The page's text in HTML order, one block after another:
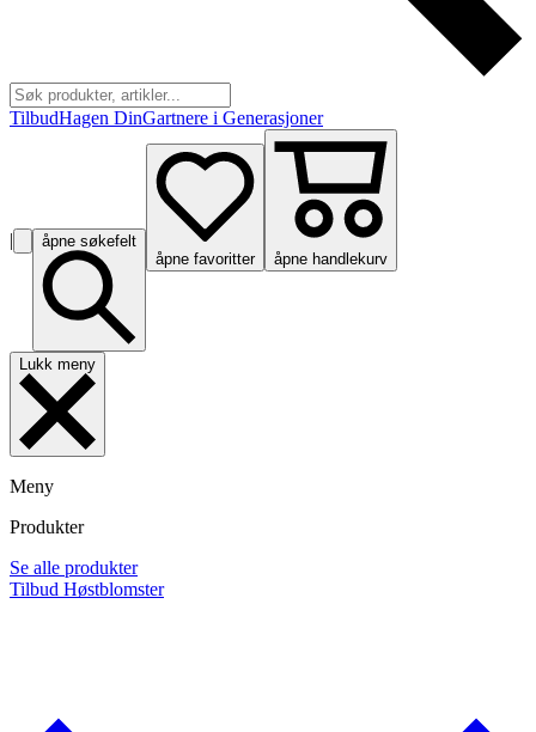
TilbudHagen DinGartnere i Generasjoner
|
åpne søkefelt
åpne favoritter
åpne handlekurv
Lukk meny
Meny
Produkter
Se alle produkter
Tilbud Høstblomster